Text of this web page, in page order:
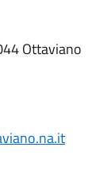
Ottaviano